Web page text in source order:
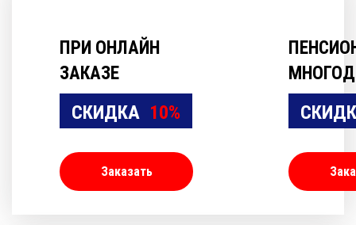
ПРИ ОНЛАЙН
ЗАКАЗЕ
СКИДКА 10%
Заказать